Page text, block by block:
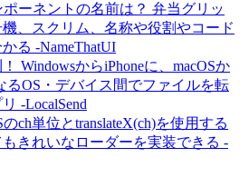
ーネントの名前は？ 弁当グリッ
機、スクリム、名称や役割やコード
る -NameThatUI
WindowsからiPhoneに、macOSか
るOS・デバイス間でファイルを転
-LocalSend
ch単位とtranslateX(ch)を使用する
きれいなローダーを実装できる -